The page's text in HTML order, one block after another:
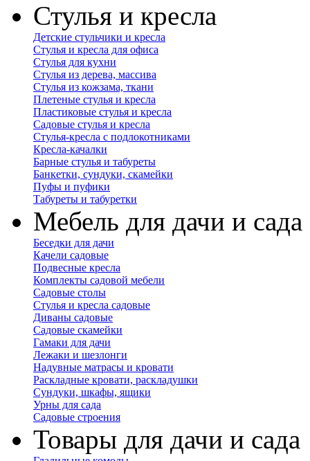
Стулья и кресла
Детские стульчики и кресла
Стулья и кресла для офиса
Стулья для кухни
Стулья из дерева, массива
Стулья из кожзама, ткани
Плетеные стулья и кресла
Пластиковые стулья и кресла
Садовые стулья и кресла
Стулья-кресла с подлокотниками
Кресла-качалки
Барные стулья и табуреты
Банкетки, сундуки, скамейки
Пуфы и пуфики
Табуреты и табуретки
Мебель для дачи и сада
Беседки для дачи
Качели садовые
Подвесные кресла
Комплекты садовой мебели
Садовые столы
Стулья и кресла садовые
Диваны садовые
Садовые скамейки
Гамаки для дачи
Лежаки и шезлонги
Надувные матрасы и кровати
Раскладные кровати, раскладушки
Сундуки, шкафы, ящики
Урны для сада
Садовые строения
Товары для дачи и сада